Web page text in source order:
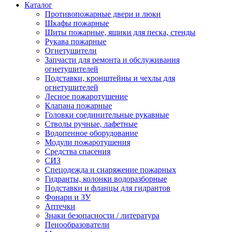
Каталог
Противопожарные двери и люки
Шкафы пожарные
Щиты пожарные, ящики для песка, стенды
Рукава пожарные
Огнетушители
Запчасти для ремонта и обслуживания
огнетушителей
Подставки, кронштейны и чехлы для
огнетушителей
Лесное пожаротушение
Клапана пожарные
Головки соединительные рукавные
Стволы ручные, лафетные
Водопенное оборудование
Модули пожаротушения
Средства спасения
СИЗ
Спецодежда и снаряжение пожарных
Гидранты, колонки водоразборные
Подставки и фланцы для гидрантов
Фонари и ЗУ
Аптечки
Знаки безопасности / литература
Пенообразователи